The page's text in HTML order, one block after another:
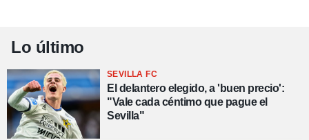
Lo último
SEVILLA FC
El delantero elegido, a 'buen precio':
"Vale cada céntimo que pague el
Sevilla"